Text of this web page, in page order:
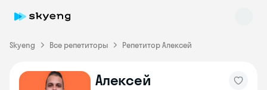
Skyeng Все репетиторы Репетитор Алексей
Алексей